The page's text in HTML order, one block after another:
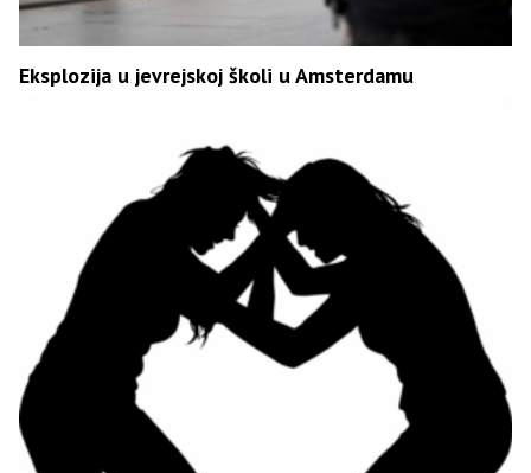
Eksplozija u jevrejskoj školi u Amsterdamu